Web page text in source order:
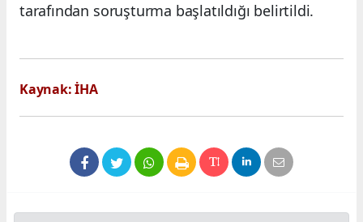
tarafından soruşturma başlatıldığı belirtildi.
Kaynak: İHA